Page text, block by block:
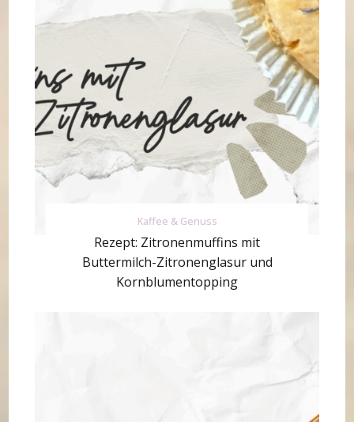
Kaffee & Genuss
Rezept: Zitronenmuffins mit
Buttermilch-Zitronenglasur und
Kornblumentopping